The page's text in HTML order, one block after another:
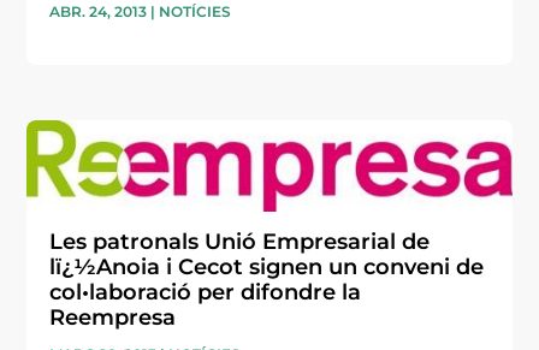
ABR. 24, 2013 | NOTÍCIES
Les patronals Unió Empresarial de
lï¿½Anoia i Cecot signen un conveni de
col•laboració per difondre la
Reempresa